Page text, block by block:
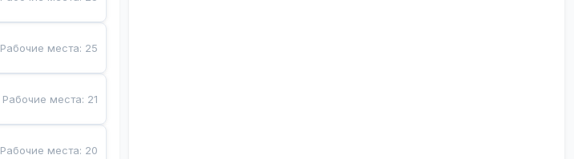
Рабочие места: 25
Рабочие места: 21
Рабочие места: 20